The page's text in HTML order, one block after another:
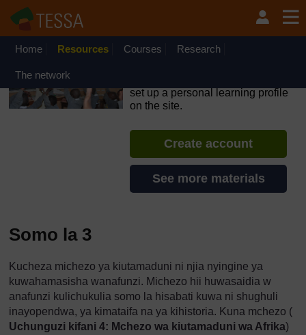
Ruka hadi kwa yaliyomo
OpenLearn Create will be unavailable on Wednesday 12
August 2026 from 8am to 10.30am (GMT) due to routine
Home Resources Courses Research
The network
set up a personal learning profile
on the site.
Create account
See more materials
Somo la 3
Kucheza michezo ya kiutamaduni ni njia nyingine ya
kuwahamasisha wanafunzi. Michezo hii huwasaidia w
anafunzi kulichukulia somo la hisabati kuwa ni shughuli
inayopendwa, ya kimataifa na ya kihistoria. Kuna mchezo (
Uchunguzi kifani 4: Mchezo wa kiutamaduni wa Afrika)